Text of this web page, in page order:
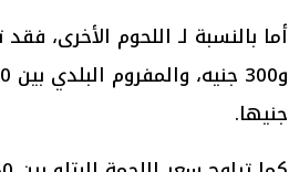
جنيها.